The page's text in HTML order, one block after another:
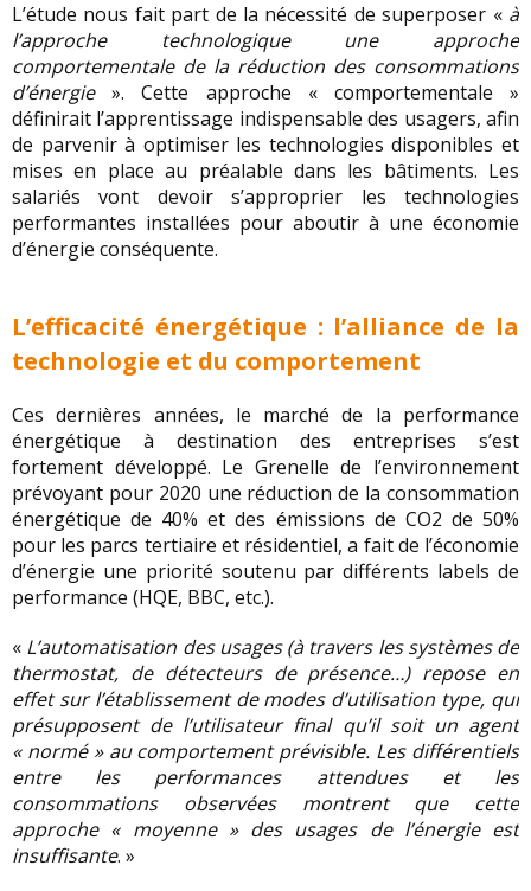
L’étude nous fait part de la nécessité de superposer « à
l’approche technologique une approche
comportementale de la réduction des consommations
d’énergie». Cette approche « comportementale »
définirait l’apprentissage indispensable des usagers, afin
de parvenir à optimiser les technologies disponibles et
mises en place au préalable dans les bâtiments. Les
salariés vont devoir s’approprier les technologies
performantes installées pour aboutir à une économie
d’énergie conséquente.
L’efficacité énergétique : l’alliance de la
technologie et du comportement
Ces dernières années, le marché de la performance
énergétique à destination des entreprises s’est
fortement développé. Le Grenelle de l’environnement
prévoyant pour 2020 une réduction de la consommation
énergétique de 40% et des émissions de CO2 de 50%
pour les parcs tertiaire et résidentiel, a fait de l’économie
d’énergie une priorité soutenu par différents labels de
performance (HQE, BBC, etc.).
« L’automatisation des usages (à travers les systèmes de
thermostat, de détecteurs de présence…) repose en
effet sur l’établissement de modes d’utilisation type, qui
présupposent de l’utilisateur final qu’il soit un agent
« normé » au comportement prévisible. Les différentiels
entre les performances attendues et les
consommations observées montrent que cette
approche « moyenne » des usages de l’énergie est
insuffisante. »